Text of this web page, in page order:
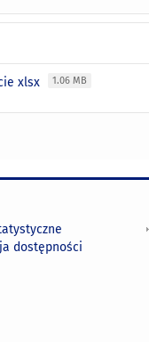
xlsx 1.06 MB
dostępności